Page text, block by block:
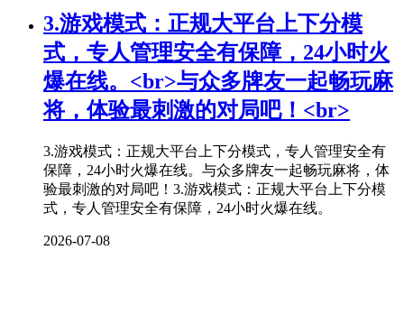
3.游戏模式：正规大平台上下分模
式，专人管理安全有保障，24小时火
爆在线。<br>与众多牌友一起畅玩麻
将 ，体验最刺激的对局吧！<br>
3.游戏模式：正规大平台上下分模式，专人管理安全有
保障，24小时火爆在线。与众多牌友一起畅玩麻将，体
验最刺激的对局吧！3.游戏模式：正规大平台上下分模
式，专人管理安全有保障，24小时火爆在线。
2026-07-08